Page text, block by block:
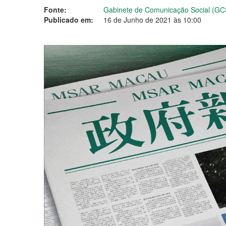
Fonte:
Gabinete de Comunicação Social
Publicado em:
16 de Junho de 2021 às 10:00